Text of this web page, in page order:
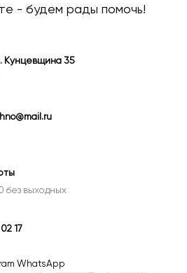
- будем рады помочь!
Кунцевщина 35
без выходных
17
WhatsApp